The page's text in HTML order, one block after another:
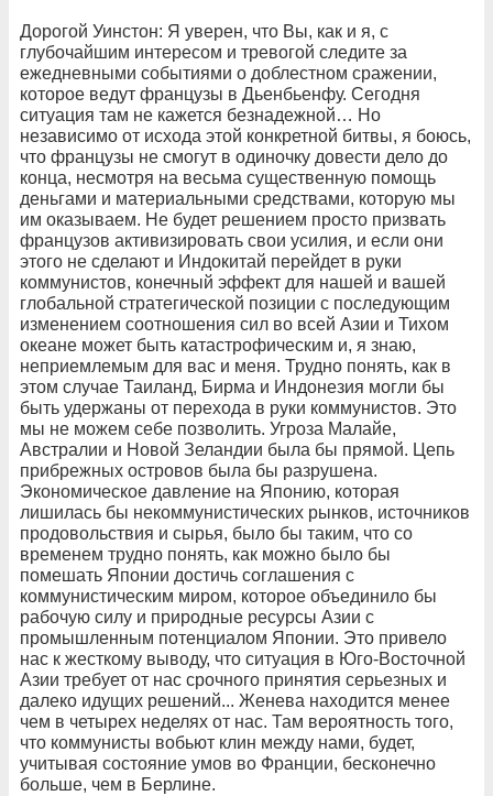
Дорогой Уинстон: Я уверен, что Вы, как и я, с
глубочайшим интересом и тревогой следите за
ежедневными событиями о доблестном сражении,
которое ведут французы в Дьенбьенфу. Сегодня
ситуация там не кажется безнадежной… Но
независимо от исхода этой конкретной битвы, я боюсь,
что французы не смогут в одиночку довести дело до
конца, несмотря на весьма существенную помощь
деньгами и материальными средствами, которую мы
им оказываем. Не будет решением просто призвать
французов активизировать свои усилия, и если они
этого не сделают и Индокитай перейдет в руки
коммунистов, конечный эффект для нашей и вашей
глобальной стратегической позиции с последующим
изменением соотношения сил во всей Азии и Тихом
океане может быть катастрофическим и, я знаю,
неприемлемым для вас и меня. Трудно понять, как в
этом случае Таиланд, Бирма и Индонезия могли бы
быть удержаны от перехода в руки коммунистов. Это
мы не можем себе позволить. Угроза Малайе,
Австралии и Новой Зеландии была бы прямой. Цепь
прибрежных островов была бы разрушена.
Экономическое давление на Японию, которая
лишилась бы некоммунистических рынков, источников
продовольствия и сырья, было бы таким, что со
временем трудно понять, как можно было бы
помешать Японии достичь соглашения с
коммунистическим миром, которое объединило бы
рабочую силу и природные ресурсы Азии с
промышленным потенциалом Японии. Это привело
нас к жесткому выводу, что ситуация в Юго-Восточной
Азии требует от нас срочного принятия серьезных и
далеко идущих решений... Женева находится менее
чем в четырех неделях от нас. Там вероятность того,
что коммунисты вобьют клин между нами, будет,
учитывая состояние умов во Франции, бесконечно
больше, чем в Берлине.